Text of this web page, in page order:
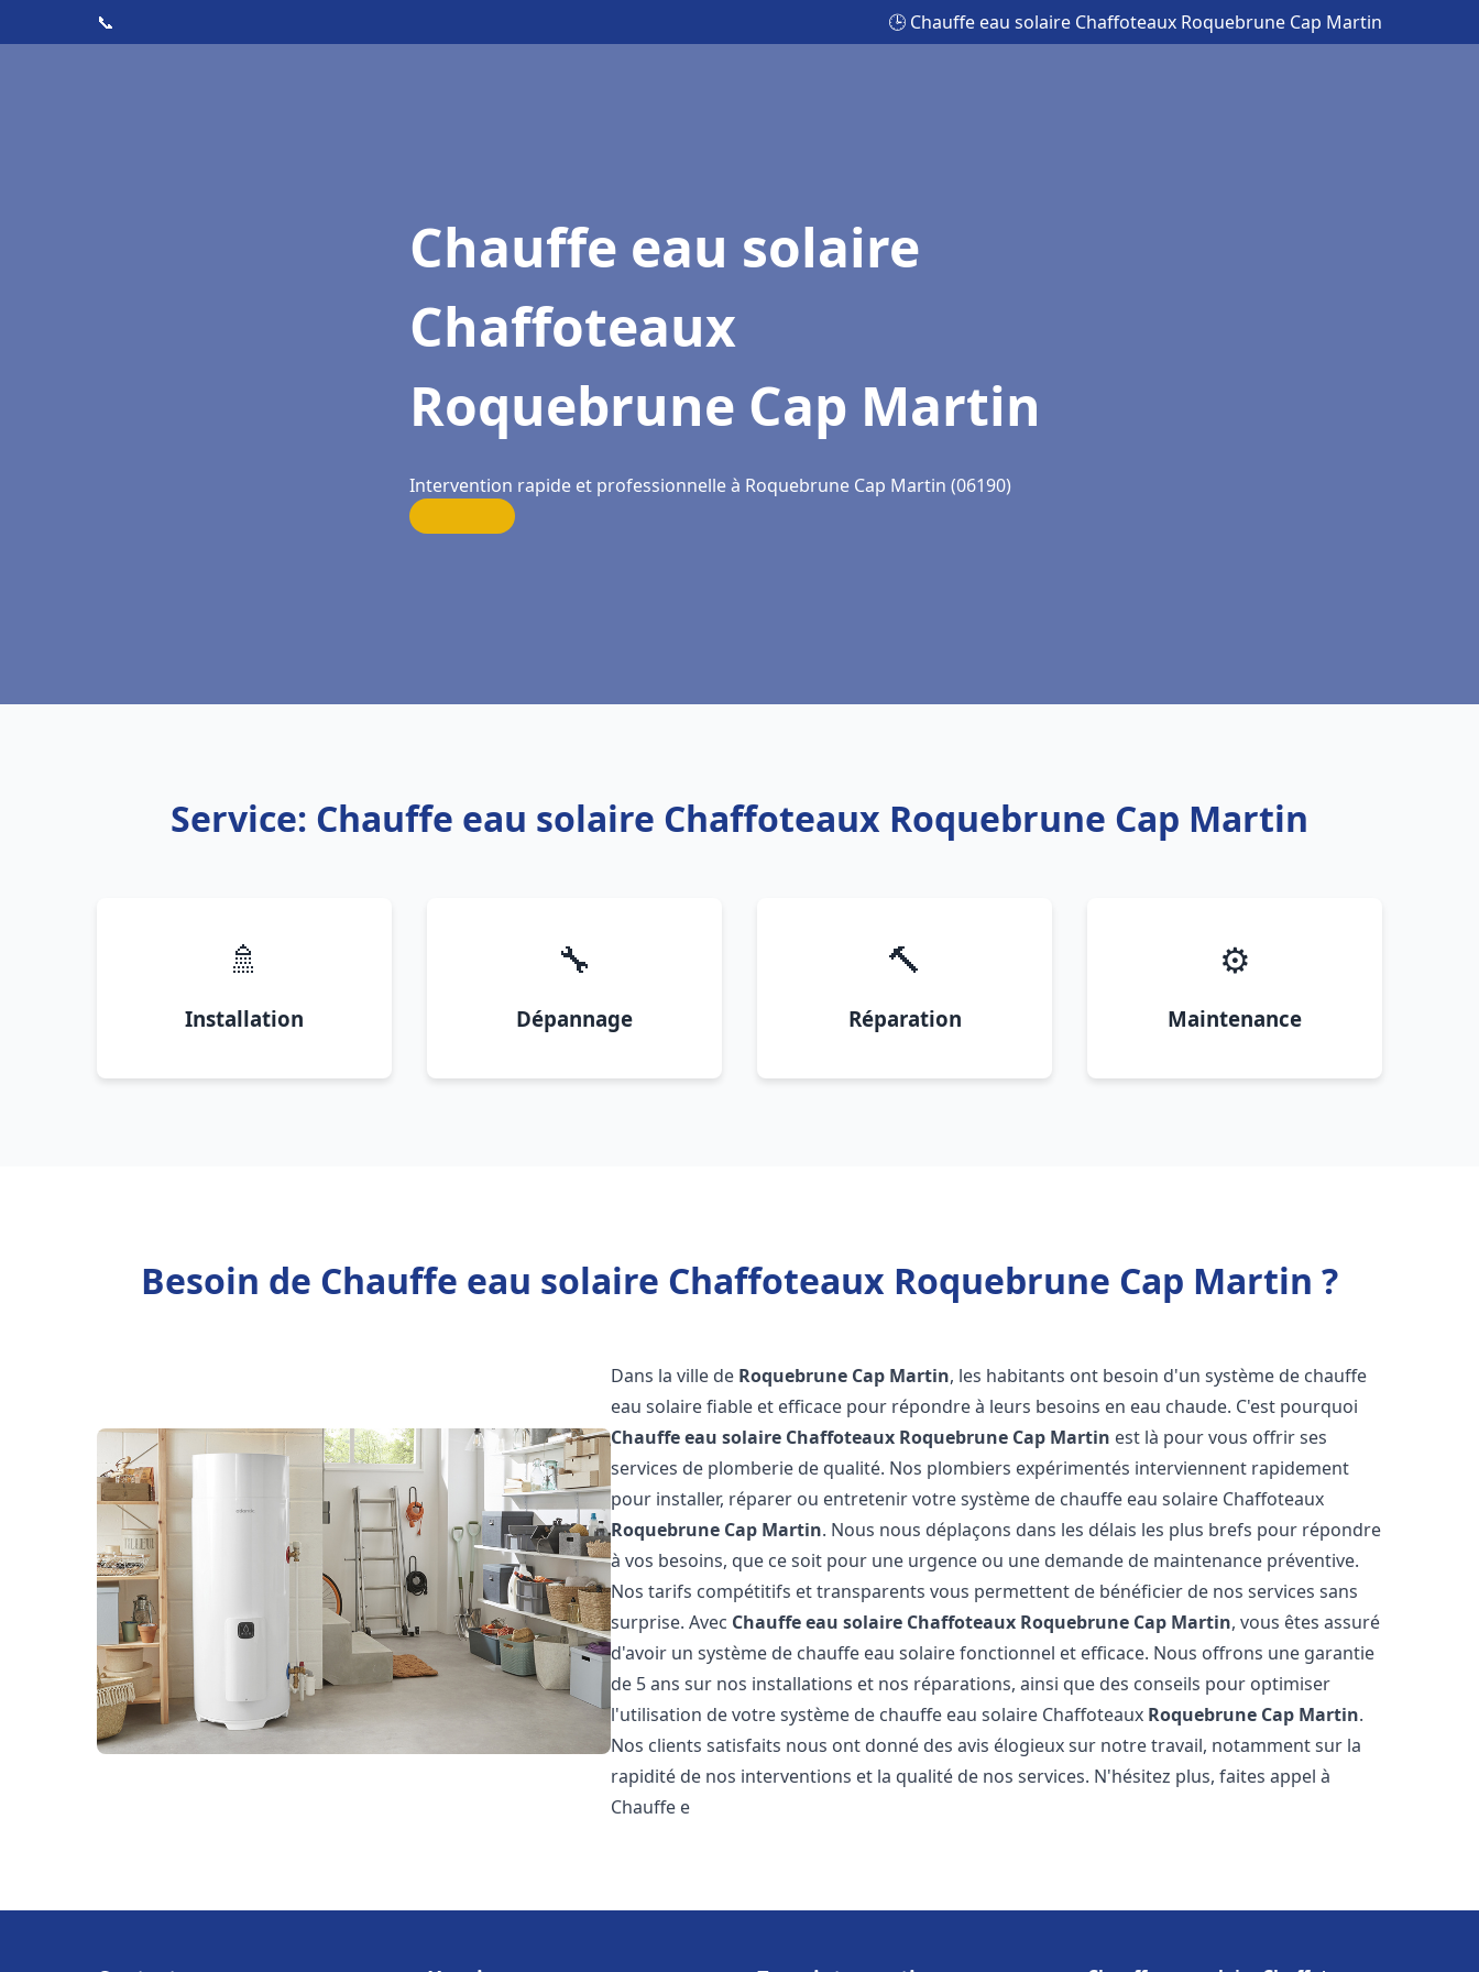
📞 🕒 Chauffe eau solaire Chaffoteaux Roquebrune Cap Martin
Chauffe eau solaire
Chaffoteaux
Roquebrune Cap Martin
Intervention rapide et professionnelle à Roquebrune Cap Martin (06190)
Service: Chauffe eau solaire Chaffoteaux Roquebrune Cap Martin
🚿
Installation
🔧
Dépannage
🔨
Réparation
⚙️
Maintenance
Besoin de Chauffe eau solaire Chaffoteaux Roquebrune Cap Martin ?
Dans la ville de Roquebrune Cap Martin, les habitants ont besoin d'un système de chauffe
eau solaire fiable et efficace pour répondre à leurs besoins en eau chaude. C'est pourquoi
Chauffe eau solaire Chaffoteaux Roquebrune Cap Martin est là pour vous offrir ses
services de plomberie de qualité. Nos plombiers expérimentés interviennent rapidement
pour installer, réparer ou entretenir votre système de chauffe eau solaire Chaffoteaux
Roquebrune Cap Martin. Nous nous déplaçons dans les délais les plus brefs pour répondre
à vos besoins, que ce soit pour une urgence ou une demande de maintenance préventive.
Nos tarifs compétitifs et transparents vous permettent de bénéficier de nos services sans
surprise. Avec Chauffe eau solaire Chaffoteaux Roquebrune Cap Martin, vous êtes assuré
d'avoir un système de chauffe eau solaire fonctionnel et efficace. Nous offrons une garantie
de 5 ans sur nos installations et nos réparations, ainsi que des conseils pour optimiser
l'utilisation de votre système de chauffe eau solaire Chaffoteaux Roquebrune Cap Martin.
Nos clients satisfaits nous ont donné des avis élogieux sur notre travail, notamment sur la
rapidité de nos interventions et la qualité de nos services. N'hésitez plus, faites appel à
Chauffe e